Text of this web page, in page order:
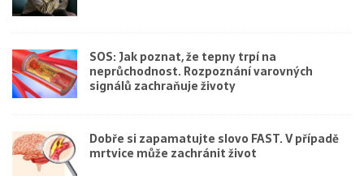
SOS: Jak poznat, že tepny trpí na
neprůchodnost. Rozpoznání varovných
signálů zachraňuje životy
Dobře si zapamatujte slovo FAST. V případě
mrtvice může zachránit život